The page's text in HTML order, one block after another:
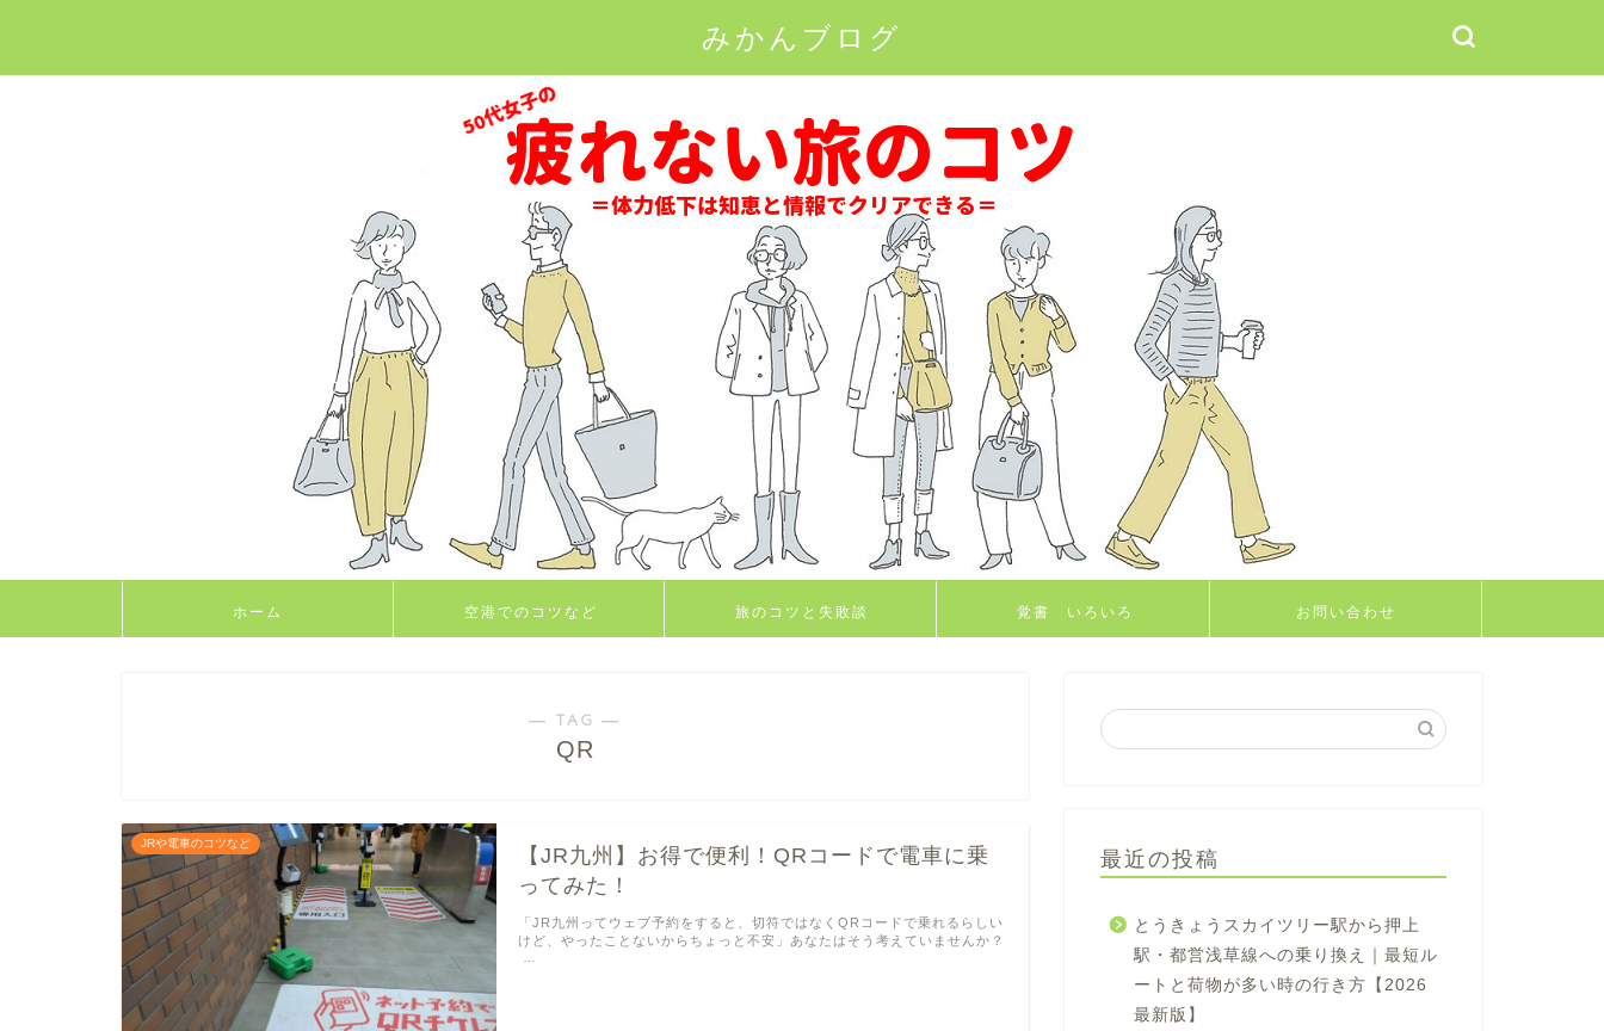
みかんブログ
ホーム 空港でのコツなど 旅のコツと失敗談 覚書 いろいろ お問い合わせ
― TAG ―
QR
JRや電車のコツなど
【JR九州】お得で便利！QRコードで電車に乗
ってみた！
「JR九州ってウェブ予約をすると、切符ではなくQRコードで乗れるらしい
けど、やったことないからちょっと不安」あなたはそう考えていませんか？
最近の投稿
とうきょうスカイツリー駅から押上
駅・都営浅草線への乗り換え｜最短ル
ートと荷物が多い時の行き方【2026
最新版】